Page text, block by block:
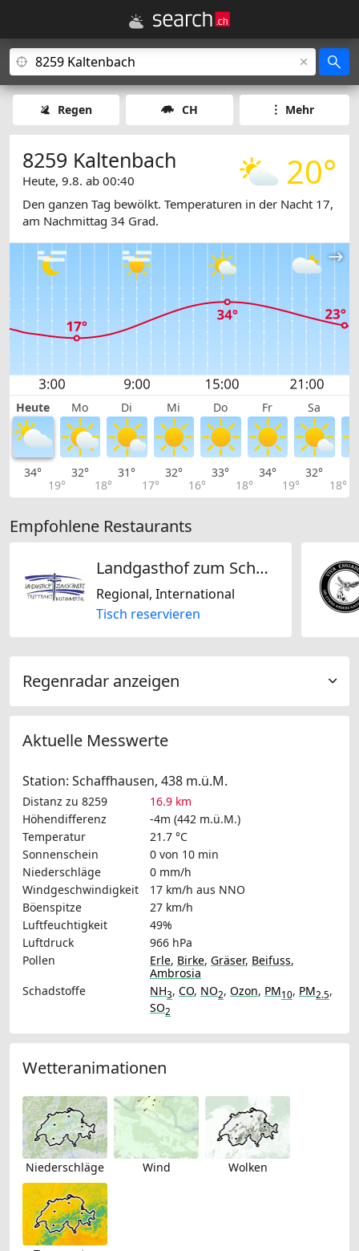
Regen CH Mehr
20°
8259 Kaltenbach
Heute, 9.8. ab 00:40
Den ganzen Tag bewölkt. Temperaturen in der Nacht 17,
am Nachmittag 34 Grad.
Heute Mo Di Mi Do Fr Sa
34°
19°
32°
18°
31°
17°
32°
16°
33°
18°
34°
19°
32°
18°
Empfohlene Restaurants
Landgasthof zum Schwert
Regional, International
Tisch reservieren
Regenradar anzeigen
Aktuelle Messwerte
Station: Schaffhausen, 438 m.ü.M.
Distanz zu 8259
16.9 km
Höhendifferenz
-4m (442 m.ü.M.)
Temperatur
21.7 °C
Sonnenschein
0 von 10 min
Niederschläge
0 mm/h
Windgeschwindigkeit
17 km/h aus NNO
Böenspitze
27 km/h
Luftfeuchtigkeit
49%
Luftdruck
966 hPa
Pollen
Erle, Birke, Gräser, Beifuss,
Ambrosia
Schadstoffe
NH3, CO, NO2, Ozon, PM10, PM2.5,
SO2
Wetteranimationen
Niederschläge Wind Wolken